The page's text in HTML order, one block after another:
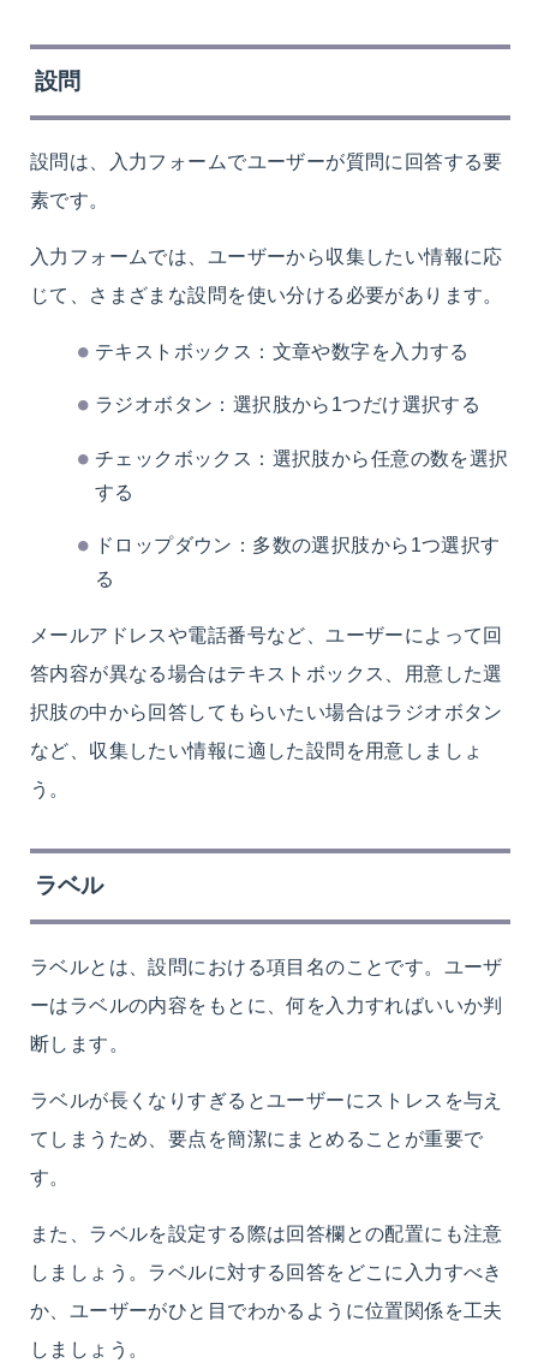
設問
設問は、入力フォームでユーザーが質問に回答する要
素です。
入力フォームでは、ユーザーから収集したい情報に応
じて、さまざまな設問を使い分ける必要があります。
テキストボックス：文章や数字を入力する
ラジオボタン：選択肢から1つだけ選択する
チェックボックス：選択肢から任意の数を選択
する
ドロップダウン：多数の選択肢から1つ選択す
る
メールアドレスや電話番号など、ユーザーによって回
答内容が異なる場合はテキストボックス、用意した選
択肢の中から回答してもらいたい場合はラジオボタン
など、収集したい情報に適した設問を用意しましょ
う。
ラベル
ラベルとは、設問における項目名のことです。ユーザ
ーはラベルの内容をもとに、何を入力すればいいか判
断します。
ラベルが長くなりすぎるとユーザーにストレスを与え
てしまうため、要点を簡潔にまとめることが重要で
す。
また、ラベルを設定する際は回答欄との配置にも注意
しましょう。ラベルに対する回答をどこに入力すべき
か、ユーザーがひと目でわかるように位置関係を工夫
しましょう。